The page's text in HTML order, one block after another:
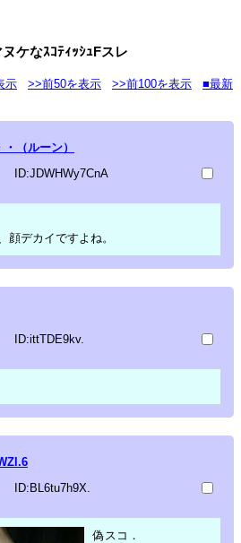
ケなｽｺﾃｨｯｼｭFスレ
示 >>前50を表示 >>前100を表示
■最新
（ルーン）
ID:JDWHWy7CnA
顔デカイですよね。
ID:ittTDE9kv.
ID:BL6tu7h9X.
偽スコ．